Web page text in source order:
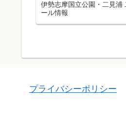
伊勢志摩国立公園・二見浦
ール情報
プライバシーポリシー